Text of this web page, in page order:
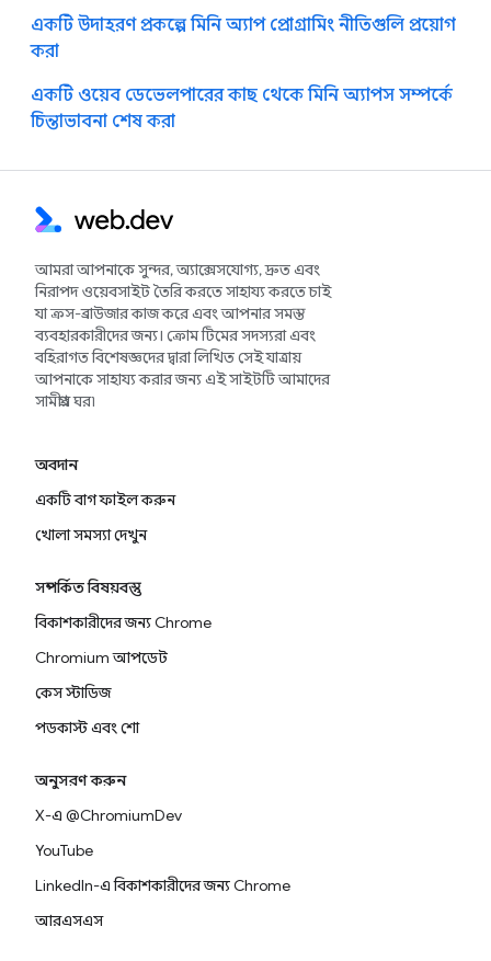
একটি উদাহরণ প্রকল্পে মিনি অ্যাপ প্রোগ্রামিং নীতিগুলি প্রয়োগ
করা
একটি ওয়েব ডেভেলপারের কাছ থেকে মিনি অ্যাপস সম্পর্কে
চিন্তাভাবনা শেষ করা
আমরা আপনাকে সুন্দর, অ্যাক্সেসযোগ্য, দ্রুত এবং
নিরাপদ ওয়েবসাইট তৈরি করতে সাহায্য করতে চাই
যা ক্রস-ব্রাউজার কাজ করে এবং আপনার সমস্ত
ব্যবহারকারীদের জন্য। ক্রোম টিমের সদস্যরা এবং
বহিরাগত বিশেষজ্ঞদের দ্বারা লিখিত সেই যাত্রায়
আপনাকে সাহায্য করার জন্য এই সাইটটি আমাদের
সামগ্রীর ঘর৷
অবদান
একটি বাগ ফাইল করুন
খোলা সমস্যা দেখুন
সম্পর্কিত বিষয়বস্তু
বিকাশকারীদের জন্য Chrome
Chromium আপডেট
কেস স্টাডিজ
পডকাস্ট এবং শো
অনুসরণ করুন
X-এ @ChromiumDev
YouTube
LinkedIn-এ বিকাশকারীদের জন্য Chrome
আরএসএস